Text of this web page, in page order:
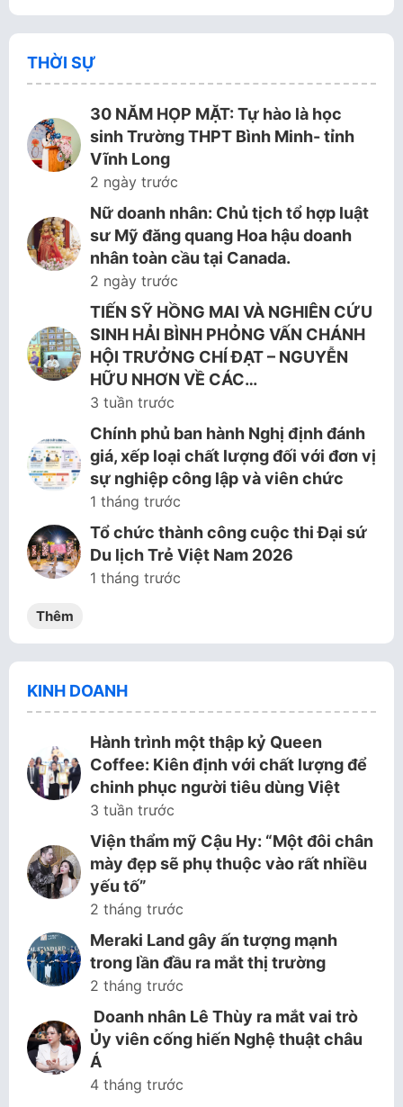
THỜI SỰ
30 NĂM HỌP MẶT: Tự hào là học
sinh Trường THPT Bình Minh- tỉnh
Vĩnh Long
2 ngày trước
Nữ doanh nhân: Chủ tịch tổ hợp luật
sư Mỹ đăng quang Hoa hậu doanh
nhân toàn cầu tại Canada.
2 ngày trước
TIẾN SỸ HỒNG MAI VÀ NGHIÊN CỨU
SINH HẢI BÌNH PHỎNG VẤN CHÁNH
HỘI TRƯỞNG CHÍ ĐẠT – NGUYỄN
HỮU NHƠN VỀ CÁC…
3 tuần trước
Chính phủ ban hành Nghị định đánh
giá, xếp loại chất lượng đối với đơn vị
sự nghiệp công lập và viên chức
1 tháng trước
Tổ chức thành công cuộc thi Đại sứ
Du lịch Trẻ Việt Nam 2026
1 tháng trước
Thêm
KINH DOANH
Hành trình một thập kỷ Queen
Coffee: Kiên định với chất lượng để
chinh phục người tiêu dùng Việt
3 tuần trước
Viện thẩm mỹ Cậu Hy: “Một đôi chân
mày đẹp sẽ phụ thuộc vào rất nhiều
yếu tố”
2 tháng trước
Meraki Land gây ấn tượng mạnh
trong lần đầu ra mắt thị trường
2 tháng trước
Doanh nhân Lê Thùy ra mắt vai trò
Ủy viên cống hiến Nghệ thuật châu
Á
4 tháng trước